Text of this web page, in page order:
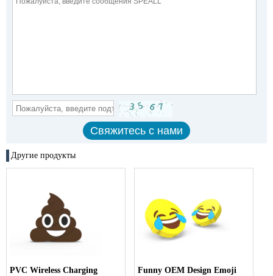
Другие продукты
PVC Wireless Charging
Funny OEM Design Emoji